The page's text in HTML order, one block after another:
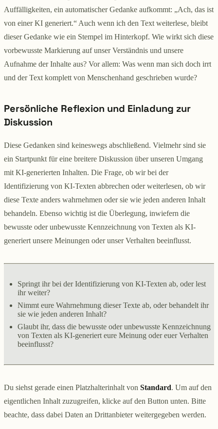
Auffälligkeiten, ein automatischer Gedanke aufkommt: „Ach, das ist
von einer KI generiert.“ Auch wenn ich den Text weiterlese, bleibt
dieser Gedanke wie ein Stempel im Hinterkopf. Wie wirkt sich diese
vorbewusste Markierung auf unser Verständnis und unsere
Aufnahme der Inhalte aus? Vor allem: Was wenn man sich doch irrt
und der Text komplett von Menschenhand geschrieben wurde?
Persönliche Reflexion und Einladung zur
Diskussion
Diese Gedanken sind keineswegs abschließend. Vielmehr sind sie
ein Startpunkt für eine breitere Diskussion über unseren Umgang
mit KI-generierten Inhalten. Die Frage, ob wir bei der
Identifizierung von KI-Texten abbrechen oder weiterlesen, ob wir
diese Texte anders wahrnehmen oder sie wie jeden anderen Inhalt
behandeln. Ebenso wichtig ist die Überlegung, inwiefern die
bewusste oder unbewusste Kennzeichnung von Texten als KI-
generiert unsere Meinungen oder unser Verhalten beeinflusst.
Springt ihr bei der Identifizierung von KI-Texten ab, oder lest
ihr weiter?
Nimmt eure Wahrnehmung dieser Texte ab, oder behandelt ihr
sie wie jeden anderen Inhalt?
Glaubt ihr, dass die bewusste oder unbewusste Kennzeichnung
von Texten als KI-generiert eure Meinung oder euer Verhalten
beeinflusst?
Du siehst gerade einen Platzhalterinhalt von Standard. Um auf den
eigentlichen Inhalt zuzugreifen, klicke auf den Button unten. Bitte
beachte, dass dabei Daten an Drittanbieter weitergegeben werden.